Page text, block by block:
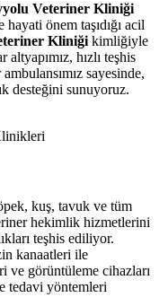
Veteriner Kliniği
önem taşıdığı acil
Kliniği kimliğiyle
hızlı teşhis
sayesinde,
desteğini sunuyoruz.
kuş, tavuk ve tüm
hekimlik hizmetlerini
teşhis ediliyor.
kanaatleri ile
ve görüntüleme cihazları
tedavi yöntemleri